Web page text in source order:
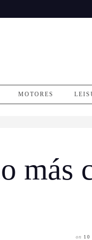
MOTORES
más
on 10